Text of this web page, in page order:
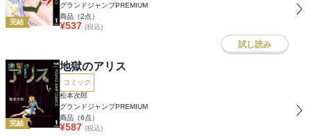
完結
グランドジャンプPREMIUM
商品（2点）
¥537 (税込)
試し読み
完結
地獄のアリス
コミック
松本次郎
グランドジャンプPREMIUM
商品（6点）
¥587 (税込)